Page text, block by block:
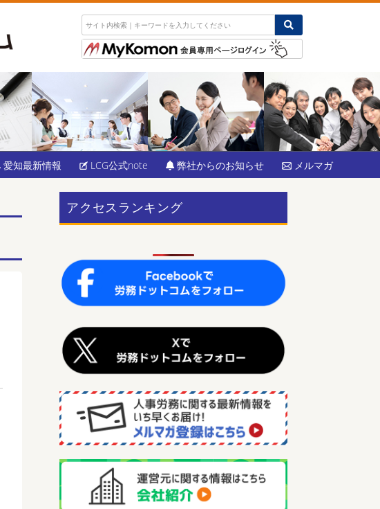
愛知最新情報 LCG公式note 弊社からのお知らせ メルマガ
アクセスランキング